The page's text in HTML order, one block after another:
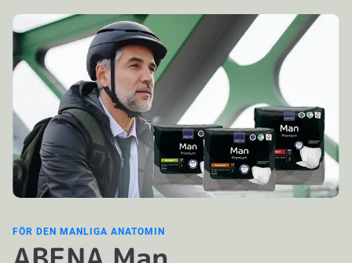
FÖR DEN MANLIGA ANATOMIN